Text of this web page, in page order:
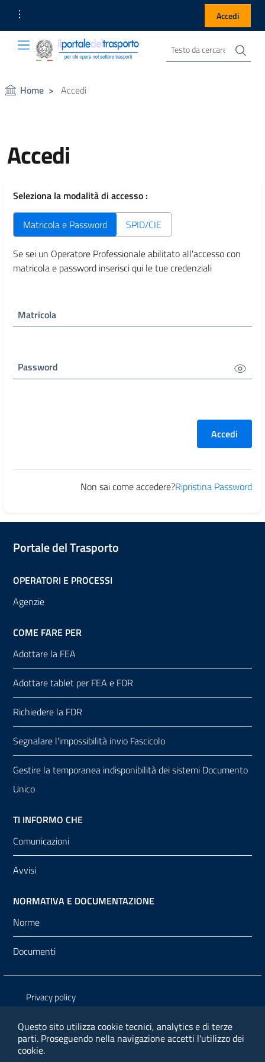
Questo sito utilizza cookie tecnici, analytics e di terze
parti. Proseguendo nella navigazione accetti l'utilizzo dei
cookie.
Link Utili Accedi
Portale del Trasporto
Portale del Trasporto Cerca nel sito
Home Accedi
Accedi
Seleziona la modalità di accesso :
Matricola e Password SPID/CIE
Se sei un Operatore Professionale abilitato all'accesso con
matricola e password inserisci qui le tue credenziali
Matricola
Password
Accedi
Non sai come accedere?Ripristina Password
Portale del Trasporto
OPERATORI E PROCESSI
Agenzie
COME FARE PER
Adottare la FEA
Adottare tablet per FEA e FDR
Richiedere la FDR
Segnalare l'impossibilità invio Fascicolo
Gestire la temporanea indisponibilità dei sistemi Documento
Unico
TI INFORMO CHE
Comunicazioni
Avvisi
NORMATIVA E DOCUMENTAZIONE
Norme
Documenti
Privacy policy
Note legali
Media policy